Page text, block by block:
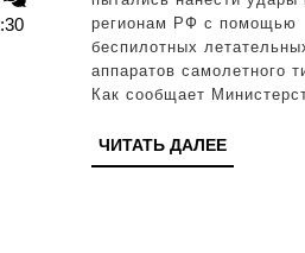
5
С†РІРµС‚РѕРІ
СЂР°СЃСЃР°РґСѓ
ВСУ
регионам РФ с помощью
беспилотных
аппаратов самолетного
Как сообщает
ЧИТАТЬ ДАЛЕЕЧИТАТЬ
ДАЛЕЕ